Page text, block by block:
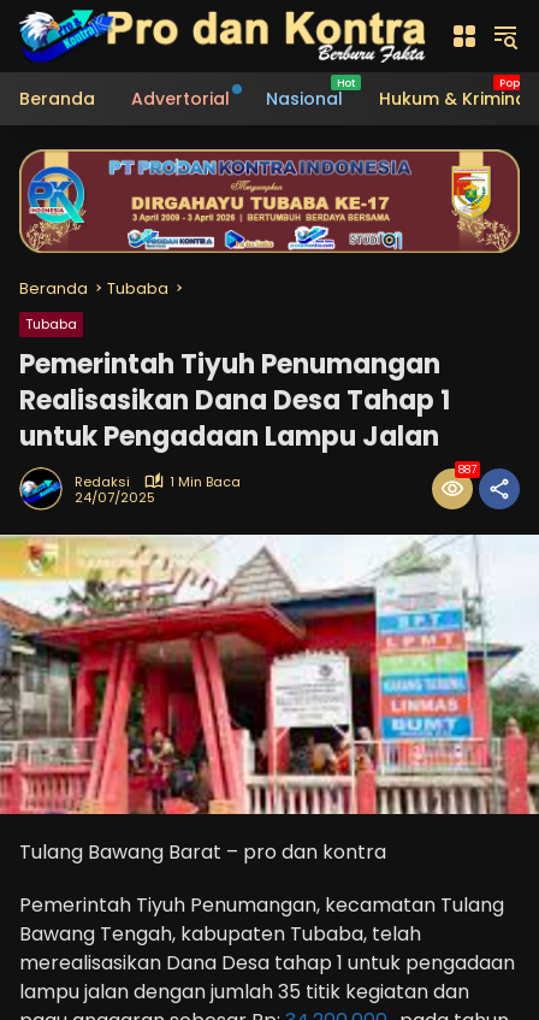
Langsung
konten
Beranda
Advertorial Nasional Hukum & Kriminal
Beranda Tubaba
Tubaba
Pemerintah Tiyuh Penumangan
Realisasikan Dana Desa Tahap 1
untuk Pengadaan Lampu Jalan
Redaksi
1 Min Baca
24/07/2025
887
Tulang Bawang Barat – pro dan kontra
Pemerintah Tiyuh Penumangan, kecamatan Tulang
Bawang Tengah, kabupaten Tubaba, telah
merealisasikan Dana Desa tahap 1 untuk pengadaan
lampu jalan dengan jumlah 35 titik kegiatan dan